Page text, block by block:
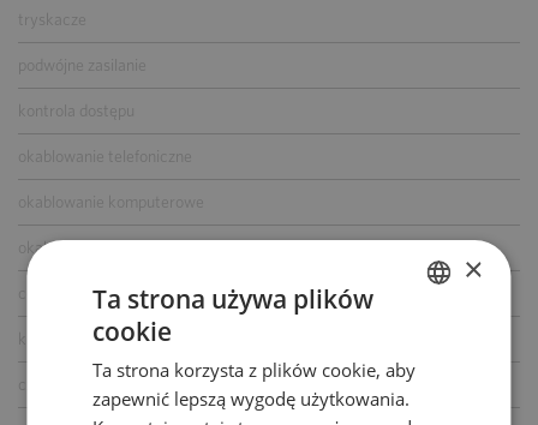
tryskacze
podwójne zasilanie
kontrola dostępu
okablowanie telefoniczne
okablowanie komputerowe
okablowanie elektryczne
centrala telefoniczna
klimatyzacja
ENGLISH
×
Ta strona używa plików
cookie
Ta strona korzysta z plików cookie, aby
zapewnić lepszą wygodę użytkowania.